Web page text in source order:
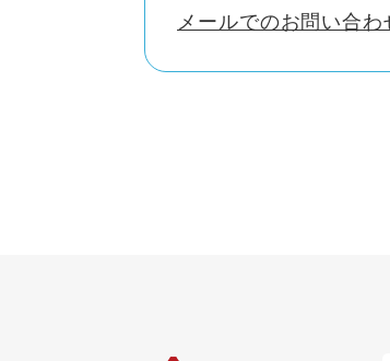
メールでのお問い合わ